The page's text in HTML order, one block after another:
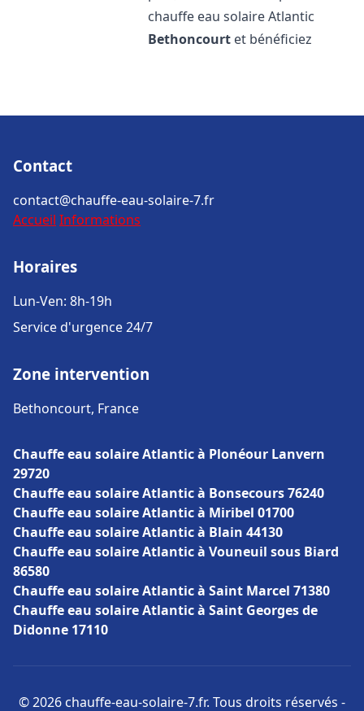
chauffe eau solaire Atlantic
Bethoncourt et bénéficiez
Contact
contact@chauffe-eau-solaire-7.fr
Accueil Informations
Horaires
Lun-Ven: 8h-19h
Service d'urgence 24/7
Zone intervention
Bethoncourt, France
Chauffe eau solaire Atlantic à Plonéour Lanvern
29720
Chauffe eau solaire Atlantic à Bonsecours 76240
Chauffe eau solaire Atlantic à Miribel 01700
Chauffe eau solaire Atlantic à Blain 44130
Chauffe eau solaire Atlantic à Vouneuil sous Biard
86580
Chauffe eau solaire Atlantic à Saint Marcel 71380
Chauffe eau solaire Atlantic à Saint Georges de
Didonne 17110
© 2026 chauffe-eau-solaire-7.fr. Tous droits réservés -